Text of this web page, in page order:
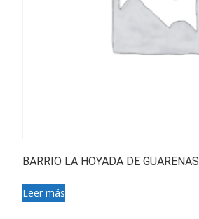
BARRIO LA HOYADA DE GUARENAS
Leer más